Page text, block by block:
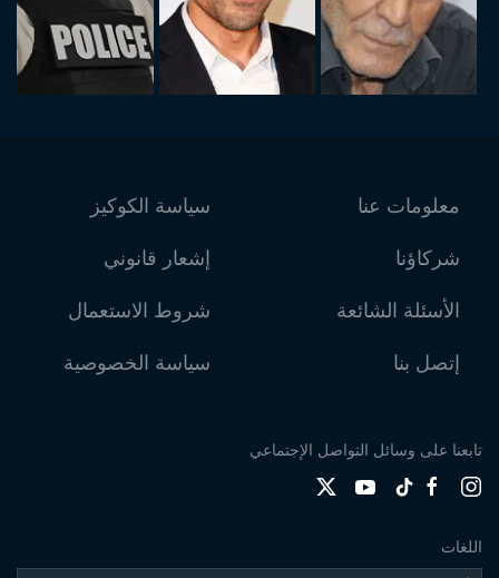
معلومات عنا
شركاؤنا
الأسئلة الشائعة
إتصل بنا
سياسة الكوكيز
إشعار قانوني
شروط الاستعمال
سياسة الخصوصية
تابعنا على وسائل التواصل الإجتماعي
اللغات